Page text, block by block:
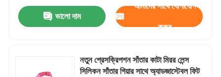
ভালো দাম
আমাদের সাথে যোগাযোগ
করুন
নতুন প্রেসক্রিপশন সাঁতার কাটা মিরর লেন্স
সিলিকন সাঁতার গিয়ার সাথে অ্যাডজাস্টেবল ফিট